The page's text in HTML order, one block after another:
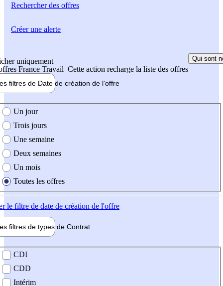
Rechercherdes offres
uniquement
France Travail Cette action recharge la liste des offres
Qui sont
filtres de Date de création de l'offre
création de l'offre
Un jour
Trois jours
Une semaine
Deux semaines
Un mois
Toutes les offres
le filtre de date de création de l'offre
filtres de types de Contrat
contrat
CDI
CDD
Intérim
Créer une alerte